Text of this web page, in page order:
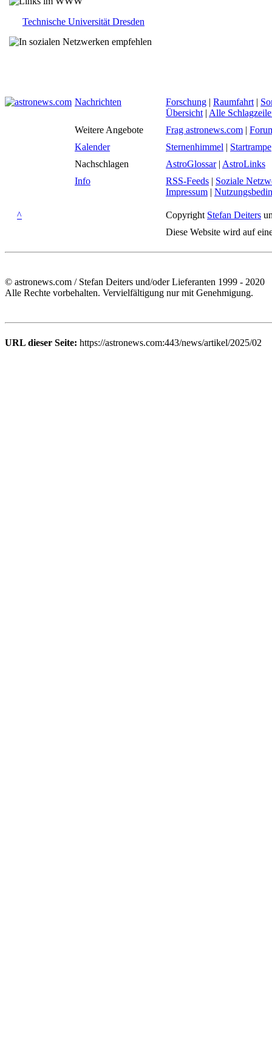
Technische Universität Dresden
Nachrichten Forschung | Raumfahrt |
Übersicht | Alle
Weitere Angebote
Frag astronews.com |
Kalender
Sternenhimmel | Startrampe
Nachschlagen
AstroGlossar| AstroLinks
Info
RSS-Feeds | Soziale
Impressum |
^ Copyright Stefan Deiters
Diese Website wird auf
© astronews.com / Stefan Deiters und/oder Lieferanten 1999 - 2020
Alle Rechte vorbehalten. Vervielfältigung nur mit Genehmigung.
URL dieser Seite: https://astronews.com:443/news/artikel/2025/02